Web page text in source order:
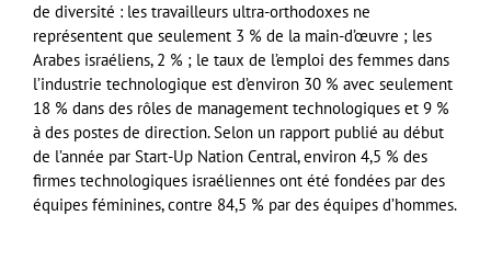
de diversité : les travailleurs ultra-orthodoxes ne
représentent que seulement 3 % de la main-d’œuvre ; les
Arabes israéliens, 2 % ; le taux de l’emploi des femmes dans
l’industrie technologique est d’environ 30 % avec seulement
18 % dans des rôles de management technologiques et 9 %
à des postes de direction. Selon un rapport publié au début
de l’année par Start-Up Nation Central, environ 4,5 % des
firmes technologiques israéliennes ont été fondées par des
équipes féminines, contre 84,5 % par des équipes d’hommes.